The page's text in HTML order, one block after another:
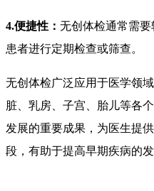
4.便捷性： 无创体检通常需
患者进行定期检查或筛查。
无创体检广泛应用于医学领
脏、乳房、子宫、胎儿等各
发展的重要成果，为医生提
段，有助于提高早期疾病的